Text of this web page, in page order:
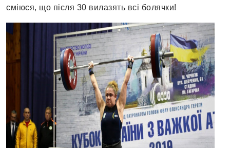
сміюся, що після 30 вилазять всі болячки!